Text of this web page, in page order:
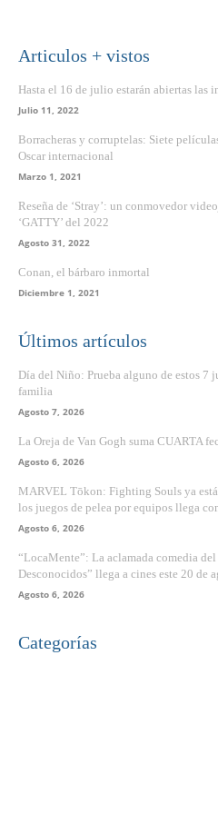
Articulos + vistos
Hasta el 16 de julio estarán abiertas las
Julio 11, 2022
Borracheras y corruptelas: Siete
Oscar internacional
Marzo 1, 2021
Reseña de ‘Stray’: un conmovedor
‘GATTY’ del 2022
Agosto 31, 2022
Conan, el bárbaro inmortal
Diciembre 1, 2021
Últimos artículos
Día del Niño: Prueba alguno de estos 7
familia
Agosto 7, 2026
La Oreja de Van Gogh suma CUARTA
Agosto 6, 2026
MARVEL Tōkon: Fighting Souls ya
los juegos de pelea por equipos llega
Agosto 6, 2026
“LocaMente”: La aclamada comedia
Desconocidos” llega a cines este 20 de
Agosto 6, 2026
Categorías